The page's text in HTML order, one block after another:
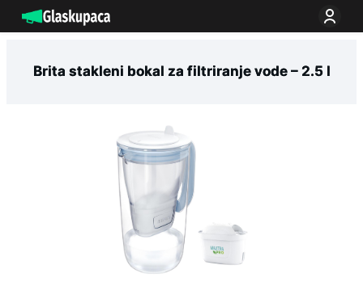
na
Brita stakleni bokal za filtriranje vode – 2.5 l